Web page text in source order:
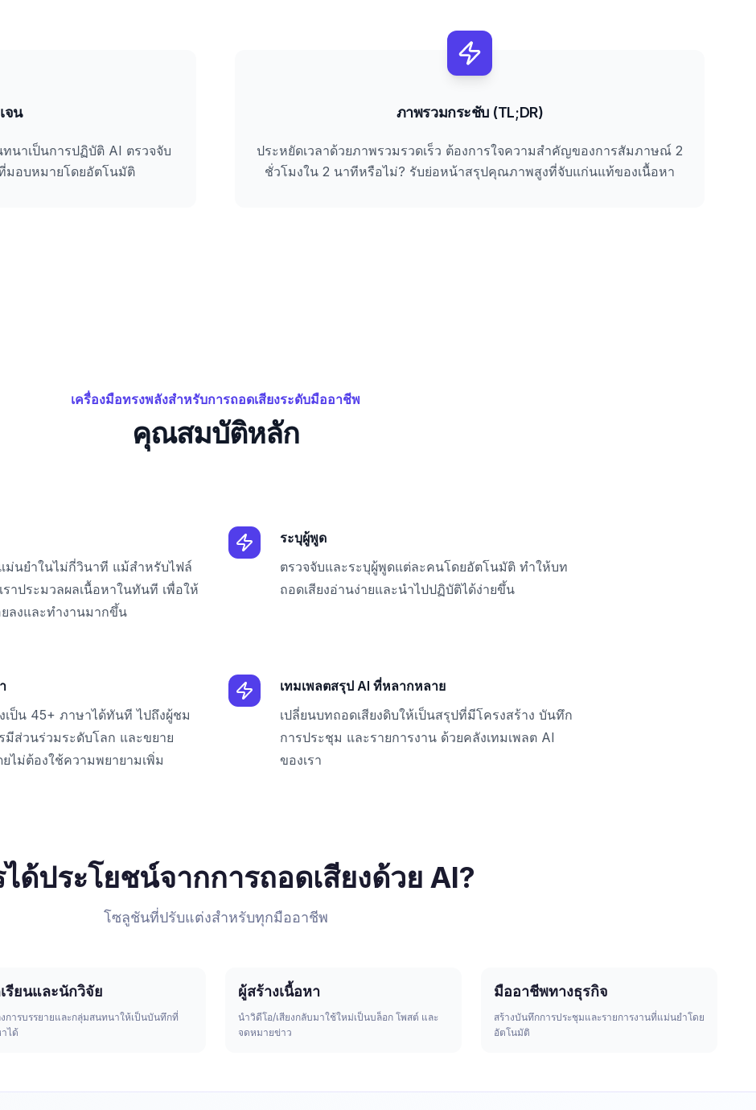
จน
นาเป็นการปฏิบัติ AI ตรวจจับ
มอบหมายโดยอัตโนมัติ
ภาพรวมกระชับ (TL;DR)
ประหยัดเวลาด้วยภาพรวมรวดเร็ว ต้องการใจความสำคัญของการสัมภาษณ์ 2
ชั่วโมงใน 2 นาทีหรือไม่? รับย่อหน้าสรุปคุณภาพสูงที่จับแก่นแท้ของเนื้อหา
เครื่องมือทรงพลังสำหรับการถอดเสียงระดับมืออาชีพ
คุณสมบัติหลัก
ม่นยำในไม่กี่วินาที แม้สำหรับไฟล์
ราประมวลผลเนื้อหาในทันที เพื่อให้
ลงและทำงานมากขึ้น
ระบุผู้พูด
ตรวจจับและระบุผู้พูดแต่ละคนโดยอัตโนมัติ ทำให้บท
ถอดเสียงอ่านง่ายและนำไปปฏิบัติได้ง่ายขึ้น
งเป็น 45+ ภาษาได้ทันที ไปถึงผู้ชม
ส่วนร่วมระดับโลก และขยาย
ไม่ต้องใช้ความพยายามเพิ่ม
เทมเพลตสรุป AI ที่หลากหลาย
เปลี่ยนบทถอดเสียงดิบให้เป็นสรุปที่มีโครงสร้าง บันทึก
การประชุม และรายการงาน ด้วยคลังเทมเพลต AI
ของเรา
ด้ประโยชน์จากการถอดเสียงด้วย AI?
โซลูชันที่ปรับแต่งสำหรับทุกมืออาชีพ
รียนและนักวิจัย
การบรรยายและกลุ่มสนทนาให้เป็นบันทึกที่
ได้
ผู้สร้างเนื้อหา
นำวิดีโอ/เสียงกลับมาใช้ใหม่เป็นบล็อก โพสต์ และ
จดหมายข่าว
มืออาชีพทางธุรกิจ
สร้างบันทึกการประชุมและรายการงานที่แม่นยำโดย
อัตโนมัติ